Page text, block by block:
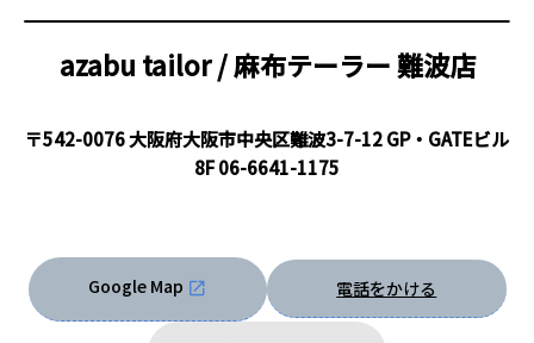
azabu tailor / 麻布テーラー難波店
〒542-0076 大阪府大阪市中央区難波3-7-12 GP・GATEビル
8F06-6641-1175
Google Map 電話をかける